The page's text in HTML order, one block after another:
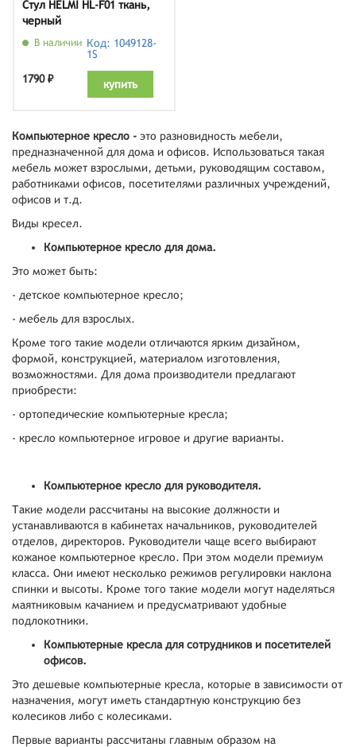
Стул HELMI HL-F01 ткань,
черный
В наличии Код: 1049128-
1S
1790 ₽
купить
Компьютерное кресло - это разновидность мебели,
предназначенной для дома и офисов. Использоваться такая
мебель может взрослыми, детьми, руководящим составом,
работниками офисов, посетителями различных учреждений,
офисов и т.д.
Виды кресел.
Компьютерное кресло для дома.
Это может быть:
- детское компьютерное кресло;
- мебель для взрослых.
Кроме того такие модели отличаются ярким дизайном,
формой, конструкцией, материалом изготовления,
возможностями. Для дома производители предлагают
приобрести:
- ортопедические компьютерные кресла;
- кресло компьютерное игровое и другие варианты.
Компьютерное кресло для руководителя.
Такие модели рассчитаны на высокие должности и
устанавливаются в кабинетах начальников, руководителей
отделов, директоров. Руководители чаще всего выбирают
кожаное компьютерное кресло. При этом модели премиум
класса. Они имеют несколько режимов регулировки наклона
спинки и высоты. Кроме того такие модели могут наделяться
маятниковым качанием и предусматривают удобные
подлокотники.
Компьютерные кресла для сотрудников и посетителей
офисов.
Это дешевые компьютерные кресла, которые в зависимости от
назначения, могут иметь стандартную конструкцию без
колесиков либо с колесиками.
Первые варианты рассчитаны главным образом на